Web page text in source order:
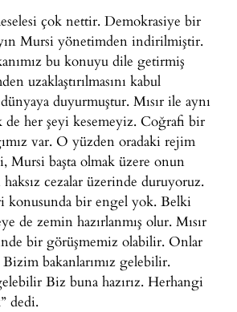
çok nettir. Demokrasiye bir
Mursi yönetimden indirilmiştir.
bu konuyu dile getirmiş
uzaklaştırılmasını kabul
duyurmuştur. Mısır ile aynı
de her şeyi kesemeyiz. Coğrafi bir
var. O yüzden oradaki rejim
Mursi başta olmak üzere onun
cezalar üzerinde duruyoruz.
konusunda bir engel yok. Belki
de zemin hazırlanmış olur. Mısır
bir görüşmemiz olabilir. Onlar
bakanlarımız gelebilir.
Biz buna hazırız. Herhangi
dedi.